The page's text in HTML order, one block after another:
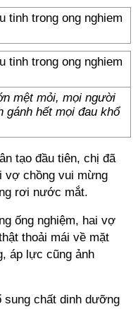
mệt mỏi, mọi người
gánh hết mọi đau khổ
tạo đầu tiên, chị đã
vợ chồng vui mừng
rơi nước mắt.
ống nghiệm, hai vợ
thoải mái về mặt
áp lực cũng ảnh
sung chất dinh dưỡng